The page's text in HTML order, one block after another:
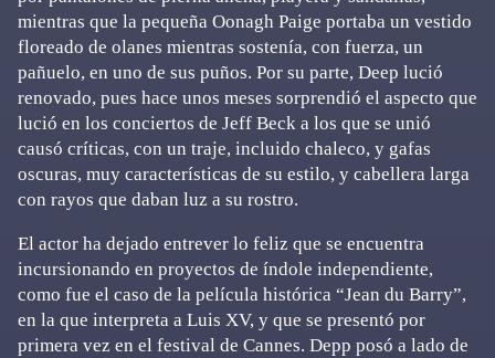
mientras que la pequeña Oonagh Paige portaba un vestido
floreado de olanes mientras sostenía, con fuerza, un
pañuelo, en uno de sus puños. Por su parte, Deep lució
renovado, pues hace unos meses sorprendió el aspecto que
lució en los conciertos de Jeff Beck a los que se unió
causó críticas, con un traje, incluido chaleco, y gafas
oscuras, muy características de su estilo, y cabellera larga
con rayos que daban luz a su rostro.
El actor ha dejado entrever lo feliz que se encuentra
incursionando en proyectos de índole independiente,
como fue el caso de la película histórica “Jean du Barry”,
en la que interpreta a Luis XV, y que se presentó por
primera vez en el festival de Cannes. Depp posó a lado de